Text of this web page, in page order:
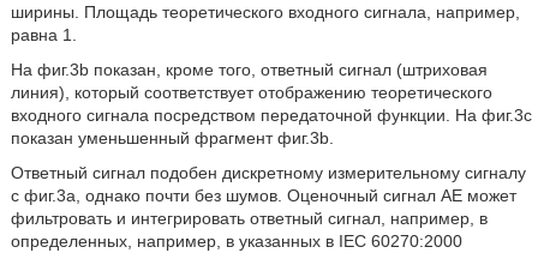
ширины. Площадь теоретического входного сигнала, например,
равна 1.
На фиг.3b показан, кроме того, ответный сигнал (штриховая
линия), который соответствует отображению теоретического
входного сигнала посредством передаточной функции. На фиг.3с
показан уменьшенный фрагмент фиг.3b.
Ответный сигнал подобен дискретному измерительному сигналу
с фиг.3a, однако почти без шумов. Оценочный сигнал AE может
фильтровать и интегрировать ответный сигнал, например, в
определенных, например, в указанных в IEC 60270:2000